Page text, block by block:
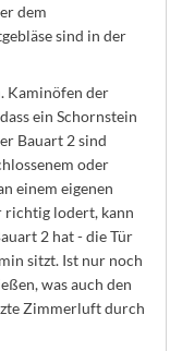
dem
sind in der
Kaminöfen der
ein Schornstein
Bauart 2 sind
oder
einem eigenen
richtig lodert, kann
2 hat - die Tür
sitzt. Ist nur noch
was auch den
Zimmerluft durch